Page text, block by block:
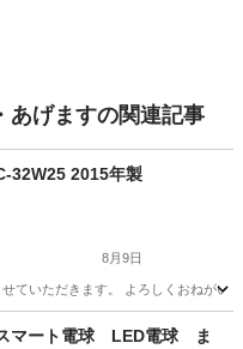
あげますの関連記事
AQUOS LC-32W25 2015年製
8月9日
ていただきます。 よろしくおねがい
マート電球 LED電球 ま